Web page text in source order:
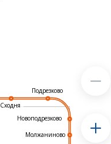
Сходня
Подрезково
Новоподрезково
Молжаниново